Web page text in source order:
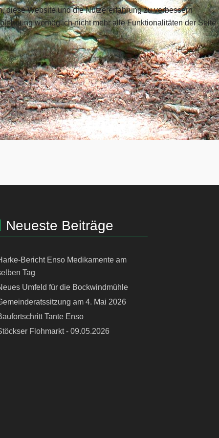
Neueste Beiträge
Bericht Enso Medikamente am
Tag
Umfeld für die Bockwindmühle
am 4. Mai 2026
Tante Enso
Flohmarkt - 09.05.2026
diese Website und die Nutzererfahrung zu verbessern
womöglich nicht mehr alle Funktionalitäten der Seite